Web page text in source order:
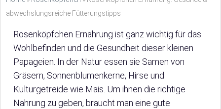
abwechslungsreiche Fütterungstipps
Rosenköpfchen Ernährung ist ganz wichtig für das
Wohlbefinden und die Gesundheit dieser kleinen
Papageien. In der Natur essen sie Samen von
Gräsern, Sonnenblumenkerne, Hirse und
Kulturgetreide wie Mais. Um ihnen die richtige
Nahrung zu geben, braucht man eine gute